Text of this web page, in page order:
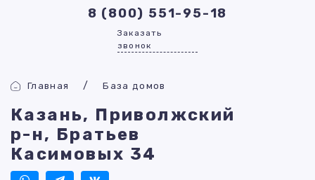
8 (800) 551-95-18
Заказать
звонок
Главная База домов
Казань, Приволжский
р-н, Братьев
Касимовых 34